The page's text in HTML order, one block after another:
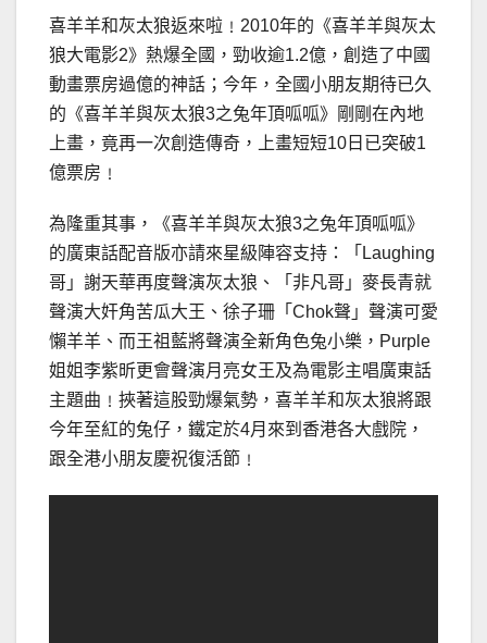
喜羊羊和灰太狼返來啦﹗2010年的《喜羊羊與灰太
狼大電影2》熱爆全國，勁收逾1.2億，創造了中國
動畫票房過億的神話；今年，全國小朋友期待已久
的《喜羊羊與灰太狼3之兔年頂呱呱》剛剛在內地
上畫，竟再一次創造傳奇，上畫短短10日已突破1
億票房﹗
為隆重其事，《喜羊羊與灰太狼3之兔年頂呱呱》
的廣東話配音版亦請來星級陣容支持：「Laughing
哥」謝天華再度聲演灰太狼、「非凡哥」麥長青就
聲演大奸角苦瓜大王、徐子珊「Chok聲」聲演可愛
懶羊羊、而王祖藍將聲演全新角色兔小樂，Purple
姐姐李紫昕更會聲演月亮女王及為電影主唱廣東話
主題曲﹗挾著這股勁爆氣勢，喜羊羊和灰太狼將跟
今年至紅的兔仔，鐵定於4月來到香港各大戲院，
跟全港小朋友慶祝復活節﹗